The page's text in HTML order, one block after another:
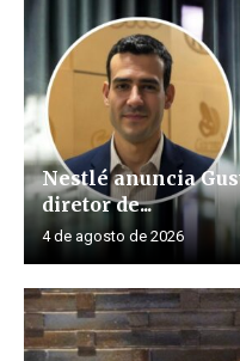
Nestlé anuncia
diretor de...
4 de agosto de 2026